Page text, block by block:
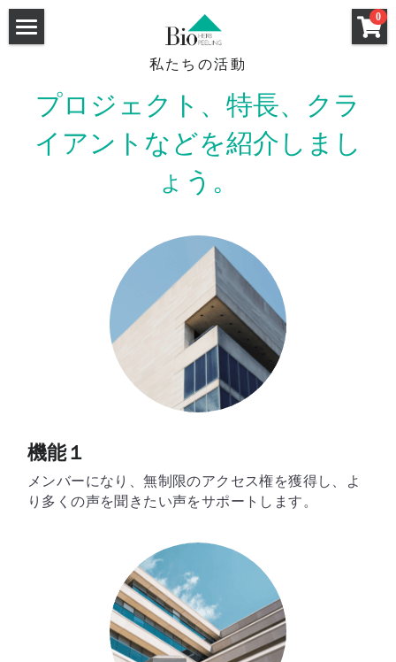
0
ハーブピーリング
ハーブピーリングHow To
ハーブピーリングQ&A
強炭酸ガスパック
和漢ハーブCo2パック
和漢ハーブフォーミングウォッシュ
和漢ハーブクレンジング
Bio Peel特薦サロン
HANAHANA by DAHLIA（福岡）
GLANZ（大阪）
PIASA（京都）
Miliage（福井）
Rebirth（東京）
Bellefleur（長崎）
mer（兵庫）
Bio Peel特薦サロン
FRONTiNO（千葉）
warmaL（福岡）
Heal Palm（山口）
FLOW（愛知）
TEN美（香川）
La Miu（京都）
Bio Peel特薦サロン
Patchou petit（埼玉）
4tune.（福岡）
SoLcier（福井）
Bio Peel講師
Co2パック新規お取引ページ
新規お取引希望のサロン様へ
症例写真
ハーブピーリング導入サロン専用ログインペ
炭酸小顔セラピスト専用ログインぺージ
直営サロン&ショールーム
私たちの活動
プロジェクト、特長、クラ
イアントなどを紹介しまし
ょう。
機能１
メンバーになり、無制限のアクセス権を獲得し、よ
り多くの声を聞きたい声をサポートします。
×
ストアカテゴリー
セクレート（膣用幹細胞培養液クリーム）
洗顔料
ハーブピーリング
和漢ハーブCo2パック